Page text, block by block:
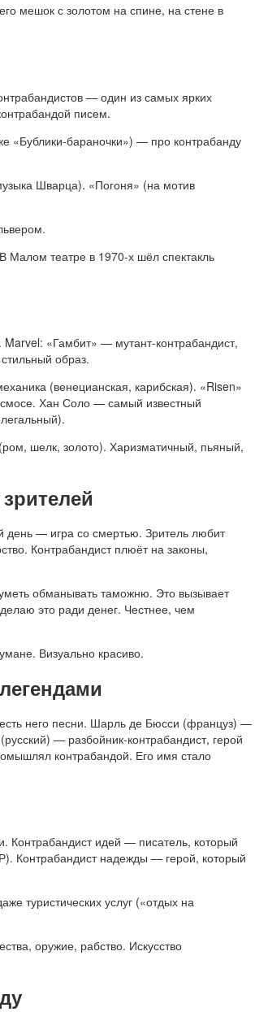
мешок с золотом на спине, на стене в
— один из самых ярких
писем.
«Бублики-бараночки») — про контрабанду
Шварца). «Погоня» (на мотив
Малом театре в 1970-х шёл спектакль
«Гамбит» — мутант-контрабандист,
образ.
(венецианская, карибская). «Risen»
Хан Соло — самый известный
шелк, золото). Харизматичный, пьяный,
день — игра со смертью. Зритель любит
Контрабандист плюёт на законы,
обманывать таможню. Это вызывает
это ради денег. Честнее, чем
Визуально красиво.
него песни. Шарль де Бюсси (француз) —
— разбойник-контрабандист, герой
контрабандой. Его имя стало
Контрабандист идей — писатель, который
Контрабандист надежды — герой, который
туристических услуг («отдых на
оружие, рабство. Искусство